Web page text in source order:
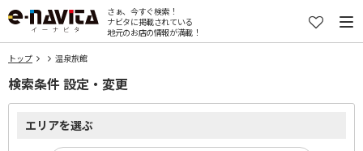
さぁ、今すぐ検索！
ナビタに掲載されている
地元のお店の情報が満載！
トップ 温泉旅館
検索条件 設定・変更
エリアを選ぶ